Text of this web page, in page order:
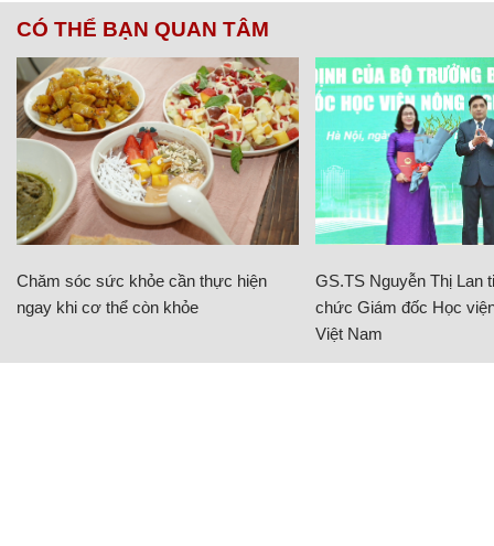
CÓ THỂ BẠN QUAN TÂM
Chăm sóc sức khỏe cần thực hiện
ngay khi cơ thể còn khỏe
GS.TS Nguyễn Thị Lan
chức Giám đốc Học
Việt Nam